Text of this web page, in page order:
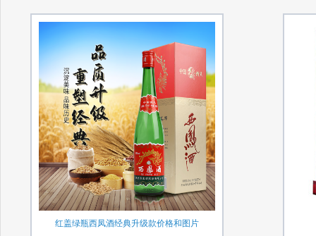
红盖绿瓶西凤酒经典升级款价格和图片